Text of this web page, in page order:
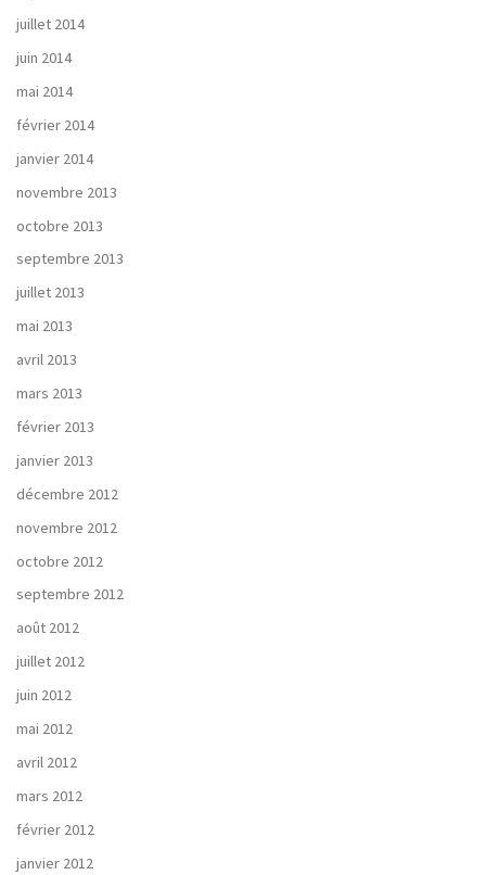
juillet 2014
juin 2014
mai 2014
février 2014
janvier 2014
novembre 2013
octobre 2013
septembre 2013
juillet 2013
mai 2013
avril 2013
mars 2013
février 2013
janvier 2013
décembre 2012
novembre 2012
octobre 2012
septembre 2012
août 2012
juillet 2012
juin 2012
mai 2012
avril 2012
mars 2012
février 2012
janvier 2012